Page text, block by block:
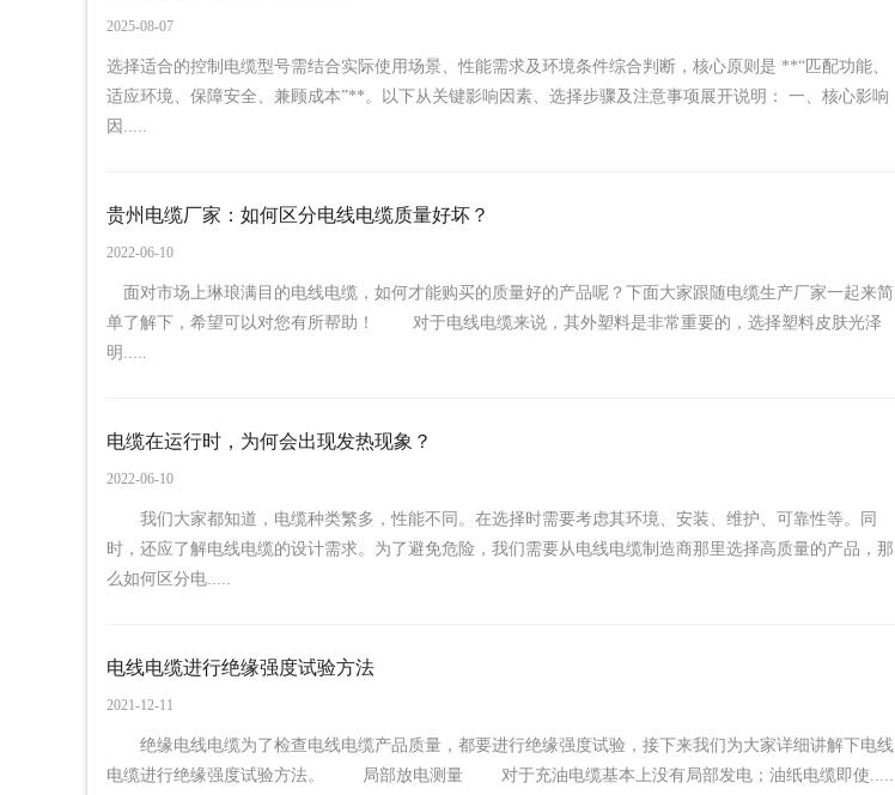
2025-08-07
选择适合的控制电缆型号需结合实际使用场景、性能需求及环境条件综合判断，核心原则是 **“匹配功能、
适应环境、保障安全、兼顾成本”**。以下从关键影响因素、选择步骤及注意事项展开说明： 一、核心影响
因.....
贵州电缆厂家：如何区分电线电缆质量好坏？
2022-06-10
面对市场上琳琅满目的电线电缆，如何才能购买的质量好的产品呢？下面大家跟随电缆生产厂家一起来简
单了解下，希望可以对您有所帮助！ 对于电线电缆来说，其外塑料是非常重要的，选择塑料皮肤光泽
明.....
电缆在运行时，为何会出现发热现象？
2022-06-10
我们大家都知道，电缆种类繁多，性能不同。在选择时需要考虑其环境、安装、维护、可靠性等。同
时，还应了解电线电缆的设计需求。为了避免危险，我们需要从电线电缆制造商那里选择高质量的产品，那
么如何区分电.....
电线电缆进行绝缘强度试验方法
2021-12-11
绝缘电线电缆为了检查电线电缆产品质量，都要进行绝缘强度试验，接下来我们为大家详细讲解下电线
电缆进行绝缘强度试验方法。 局部放电测量 对于充油电缆基本上没有局部发电；油纸电缆即使.....